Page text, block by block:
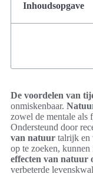
Inhoudsopgave
De voordelen van
onmiskenbaar.
zowel de mentale als
Ondersteund door
van natuur talrijk en
op te zoeken,
effecten van natuur
verbeterde